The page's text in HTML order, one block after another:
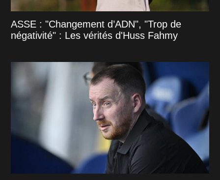
ASSE : "Changement d’ADN", "Trop de
négativité" : Les vérités d'Huss Fahmy